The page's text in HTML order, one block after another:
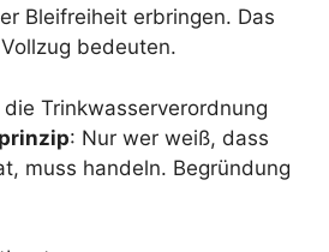
Bleifreiheit erbringen. Das
bedeuten.
Trinkwasserverordnung
: Nur wer weiß, dass
muss handeln. Begründung